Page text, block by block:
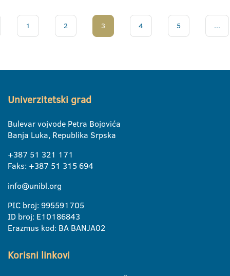
1 2 3 4 5 ...
Univerzitetski grad
Bulevar vojvode Petra Bojovića
Banja Luka, Republika Srpska
+387 51 321 171
Faks: +387 51 315 694
info@unibl.org
PIC broj: 995591705
ID broj: E10186843
Erazmus kod: BA BANJA02
Korisni linkovi